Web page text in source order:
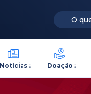
Notícias Doação